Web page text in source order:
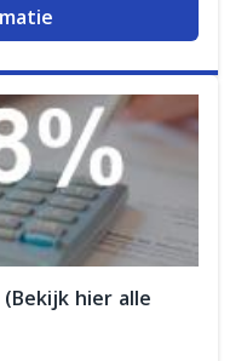
hier alle